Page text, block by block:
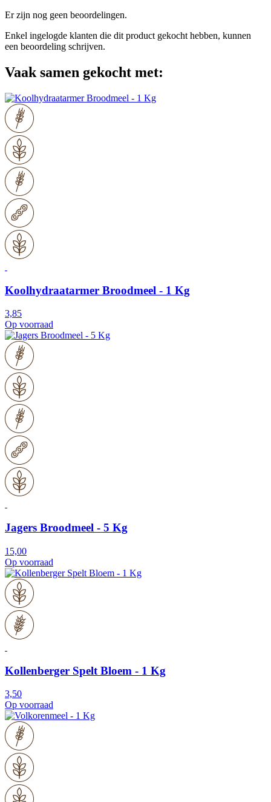
Er zijn nog geen beoordelingen.
Enkel ingelogde klanten die dit product gekocht hebben, kunnen
een beoordeling schrijven.
Vaak samen gekocht met:
Koolhydraatarmer Broodmeel - 1 Kg
3,85
Op voorraad
Jagers Broodmeel - 5 Kg
15,00
Op voorraad
Kollenberger Spelt Bloem - 1 Kg
3,50
Op voorraad